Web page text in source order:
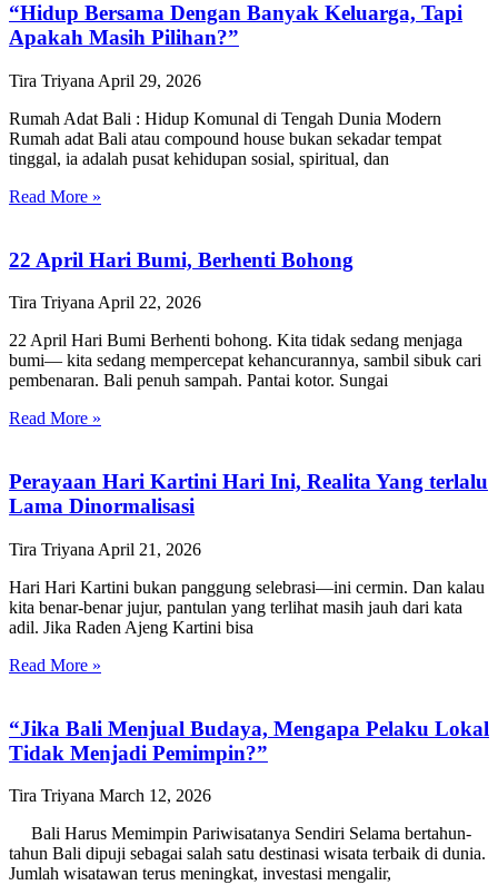
“Hidup Bersama Dengan Banyak Keluarga, Tapi
Apakah Masih Pilihan?”
Tira Triyana April 29, 2026
Rumah Adat Bali : Hidup Komunal di Tengah Dunia Modern
Rumah adat Bali atau compound house bukan sekadar tempat
tinggal, ia adalah pusat kehidupan sosial, spiritual, dan
Read More »
22 April Hari Bumi, Berhenti Bohong
Tira TriyanaApril 22, 2026
22 April Hari Bumi Berhenti bohong. Kita tidak sedang menjaga
bumi— kita sedang mempercepat kehancurannya, sambil sibuk cari
pembenaran. Bali penuh sampah. Pantai kotor. Sungai
Read More »
Perayaan Hari Kartini Hari Ini, Realita Yang terlalu
Lama Dinormalisasi
Tira Triyana April 21, 2026
Hari Hari Kartini bukan panggung selebrasi—ini cermin. Dan kalau
kita benar-benar jujur, pantulan yang terlihat masih jauh dari kata
adil. Jika Raden Ajeng Kartini bisa
Read More »
“Jika Bali Menjual Budaya, Mengapa Pelaku Lokal
Tidak Menjadi Pemimpin?”
Tira Triyana March 12, 2026
Bali Harus Memimpin Pariwisatanya Sendiri Selama bertahun-
tahun Bali dipuji sebagai salah satu destinasi wisata terbaik di dunia.
Jumlah wisatawan terus meningkat, investasi mengalir,